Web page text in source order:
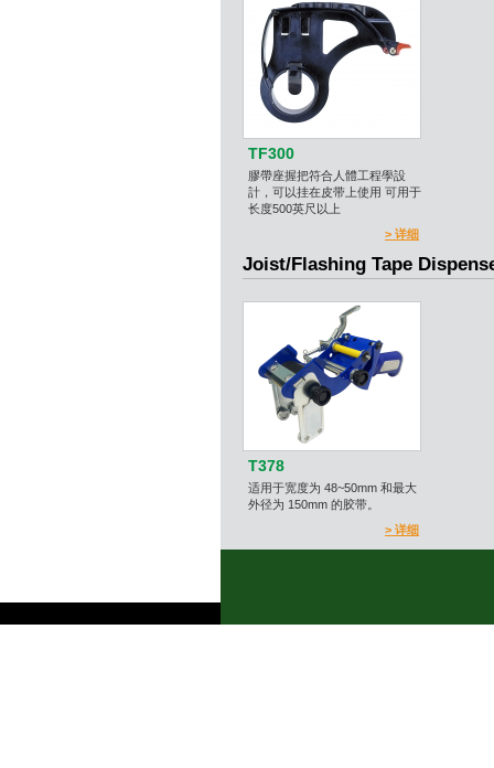
TF300
膠帶座握把符合人體工程學設
計，可以挂在皮带上使用 可用于
长度500英尺以上
> 详细
Joist/Flashing Tape
T378
适用于宽度为 48~50mm 和最大
外径为 150mm 的胶带。
> 详细